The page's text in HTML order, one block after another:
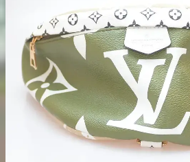
出張買取の
お申込み